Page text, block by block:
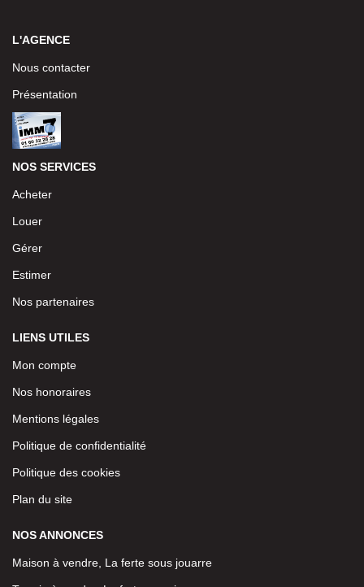
L'AGENCE
Nous contacter
Présentation
NOS SERVICES
Acheter
Louer
Gérer
Estimer
Nos partenaires
LIENS UTILES
Mon compte
Nos honoraires
Mentions légales
Politique de confidentialité
Politique des cookies
Plan du site
NOS ANNONCES
Maison à vendre, La ferte sous jouarre